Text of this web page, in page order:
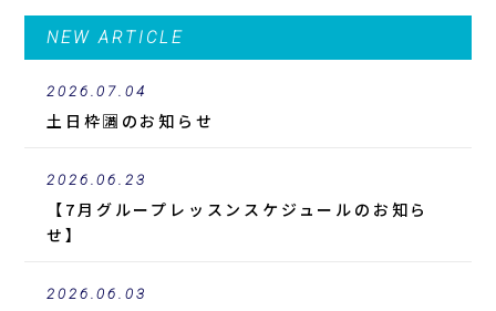
NEW ARTICLE
2026.07.04
土日枠🈵のお知らせ
2026.06.23
【7月グループレッスンスケジュールのお知ら
せ】
2026.06.03